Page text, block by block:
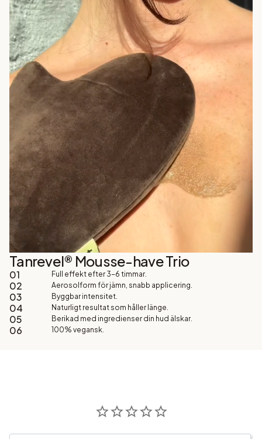
Tanrevel® Mousse-have Trio
01 Full effekt efter 3-6 timmar.
02 Aerosolform för jämn, snabb applicering.
03 Byggbar intensitet.
04 Naturligt resultat som håller länge.
05 Berikad med ingredienser din hud älskar.
06 100% vegansk.